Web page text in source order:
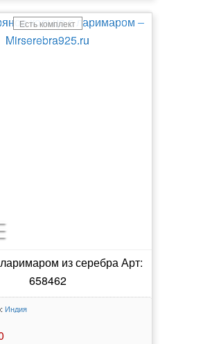
Есть комплект
из серебра Арт:
658462
Индия